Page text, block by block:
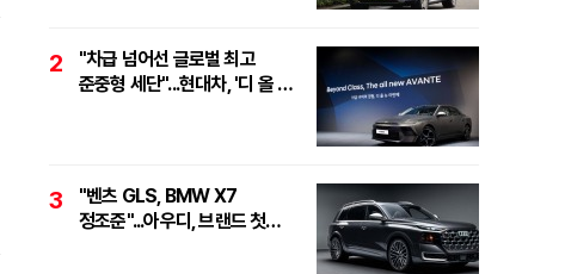
2
"차급 넘어선 글로벌 최고
준중형 세단"...현대차, '디 올 뉴
3
"벤츠 GLS, BMW X7
정조준"...아우디, 브랜드 첫